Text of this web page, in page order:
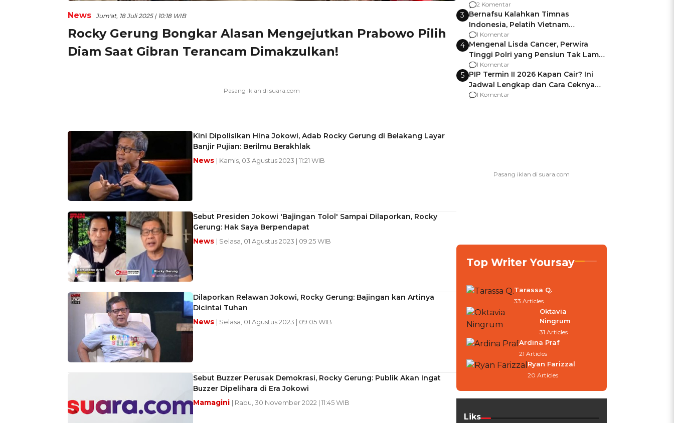
News Jum'at, 18 Juli 2025 | 10:18 WIB
Rocky Gerung Bongkar Alasan Mengejutkan Prabowo Pilih
Diam Saat Gibran Terancam Dimakzulkan!
Kini Dipolisikan Hina Jokowi, Adab Rocky Gerung di Belakang Layar
Banjir Pujian: Berilmu Berakhlak
News | Kamis, 03 Agustus 2023 | 11:21 WIB
Sebut Presiden Jokowi 'Bajingan Tolol' Sampai Dilaporkan, Rocky
Gerung: Hak Saya Berpendapat
News | Selasa, 01 Agustus 2023 | 09:25 WIB
Dilaporkan Relawan Jokowi, Rocky Gerung: Bajingan kan Artinya
Dicintai Tuhan
News | Selasa, 01 Agustus 2023 | 09:05 WIB
Sebut Buzzer Perusak Demokrasi, Rocky Gerung: Publik Akan Ingat
Buzzer Dipelihara di Era Jokowi
Mamagini | Rabu, 30 November 2022 | 11:45 WIB
Pemalang
2 Komentar
3 Bernafsu Kalahkan Timnas
Indonesia, Pelatih Vietnam
Berencana Pakai Jimat di Pakansari
1 Komentar
4 Mengenal Lisda Cancer, Perwira
Tinggi Polri yang Pensiun Tak Lama
Usai Jadi Brigjen
1 Komentar
5 PIP Termin II 2026 Kapan Cair? Ini
Jadwal Lengkap dan Cara Ceknya
agar Dana Tidak Hangus!
1 Komentar
Top Writer Yoursay
Tarassa Q.
33 Articles
Oktavia
Ningrum
31 Articles
Ardina Praf
21 Articles
Ryan Farizzal
20 Articles
Liks